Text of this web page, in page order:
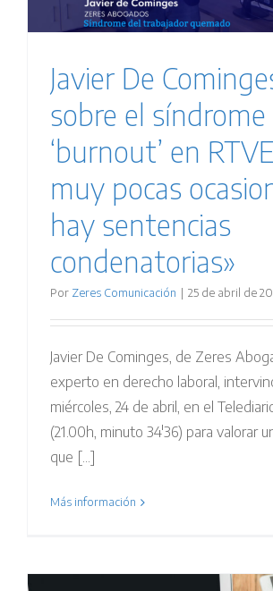
Javier De
sobre el síndrome
‘burnout’ en
muy pocas
hay sentencias
condenatorias»
Por Zeres Comunicación | 25 de abril de
Javier De Cominges, de Zeres
experto en derecho laboral,
miércoles, 24 de abril, en el
(21.00h, minuto 34'36) para valorar
que [...]
Más información